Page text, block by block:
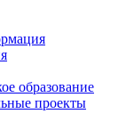
образование
проекты